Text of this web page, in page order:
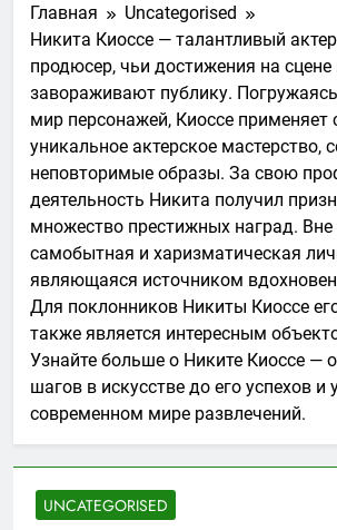
Главная
Uncategorised
Никита Киоссе — талантливый
продюсер, чьи достижения на сцене
завораживают публику.
мир персонажей, Киоссе применяет
уникальное актерское мастерство,
неповторимые образы. За свою
деятельность Никита получил
множество престижных наград.
самобытная и харизматическая
являющаяся источником
Для поклонников Никиты Киоссе
также является интересным
Узнайте больше о Никите Киоссе —
шагов в искусстве до его успехов и
современном мире развлечений.
UNCATEGORISED